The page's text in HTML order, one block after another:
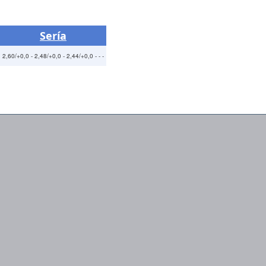
Sería
2,60/+0,0 - 2,48/+0,0 - 2,44/+0,0 - - -